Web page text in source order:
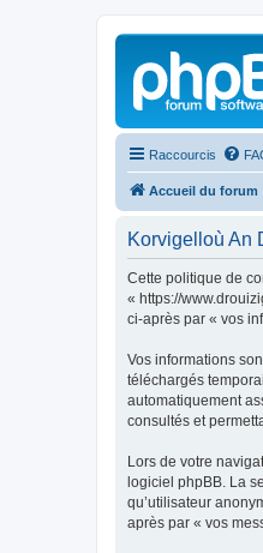
Raccourcis
Accueil du forum
Korvigelloù An
Cette politique de
« https://
ci-après par « vos
Vos informations
téléchargés
automatiquement
consultés et
Lors de votre
logiciel phpBB. La
qu’utilisateur
après par « vos